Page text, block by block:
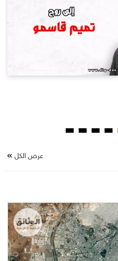
عرض الكل